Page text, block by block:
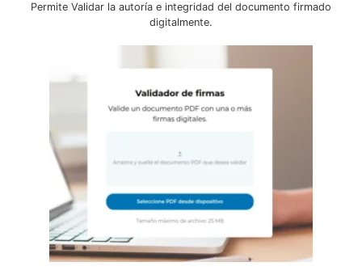
Permite Validar la autoría e integridad del documento firmado
digitalmente.